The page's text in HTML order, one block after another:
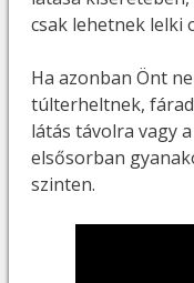
csak lehetnek lelki
Ha azonban Önt
túlterheltnek,
látás távolra vagy a
elsősorban
szinten.